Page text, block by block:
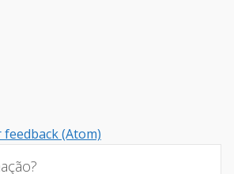
feedback (Atom)